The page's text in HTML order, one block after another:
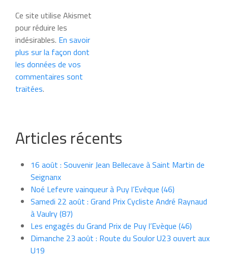
Ce site utilise Akismet
pour réduire les
indésirables. En savoir
plus sur la façon dont
les données de vos
commentaires sont
traitées.
Articles récents
16 août : Souvenir Jean Bellecave à Saint Martin de
Seignanx
Noé Lefevre vainqueur à Puy l’Evêque (46)
Samedi 22 août : Grand Prix Cycliste André Raynaud
à Vaulry (87)
Les engagés du Grand Prix de Puy l’Evèque (46)
Dimanche 23 août : Route du Soulor U23 ouvert aux
U19